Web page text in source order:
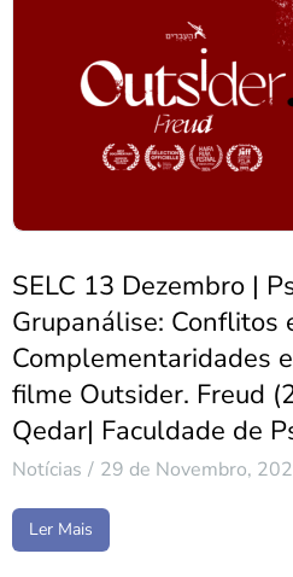
SELC 13 Dezembro |
Grupanálise: Conflitos
Complementaridades
filme Outsider. Freud
Qedar| Faculdade de
Notícias 29 de Novembro,
Ler Mais